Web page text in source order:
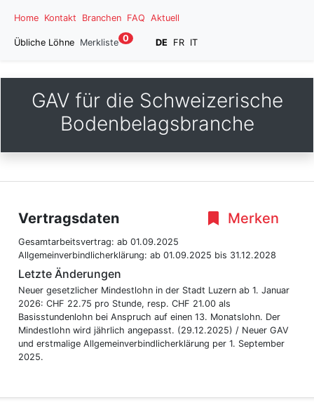
Home Kontakt Branchen FAQ Aktuell
Übliche Löhne Merkliste 0 DE FR IT
GAV für die Schweizerische
Bodenbelagsbranche
Merken
Vertragsdaten
Gesamtarbeitsvertrag: ab 01.09.2025
Allgemeinverbindlicherklärung: ab 01.09.2025 bis 31.12.2028
Letzte Änderungen
Neuer gesetzlicher Mindestlohn in der Stadt Luzern ab 1. Januar
2026: CHF 22.75 pro Stunde, resp. CHF 21.00 als
Basisstundenlohn bei Anspruch auf einen 13. Monatslohn. Der
Mindestlohn wird jährlich angepasst. (29.12.2025) / Neuer GAV
und erstmalige Allgemeinverbindlicherklärung per 1. September
2025.